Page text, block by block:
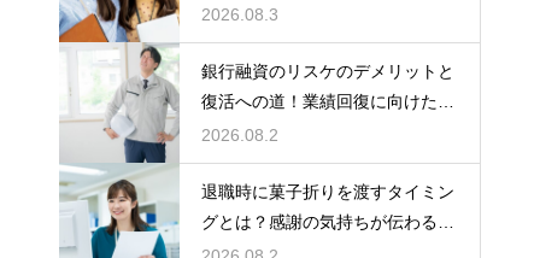
狙う
2026.08.3
銀行融資のリスケのデメリットと
復活への道！業績回復に向けた事
業計画
2026.08.2
退職時に菓子折りを渡すタイミン
グとは？感謝の気持ちが伝わる正
しいマナー